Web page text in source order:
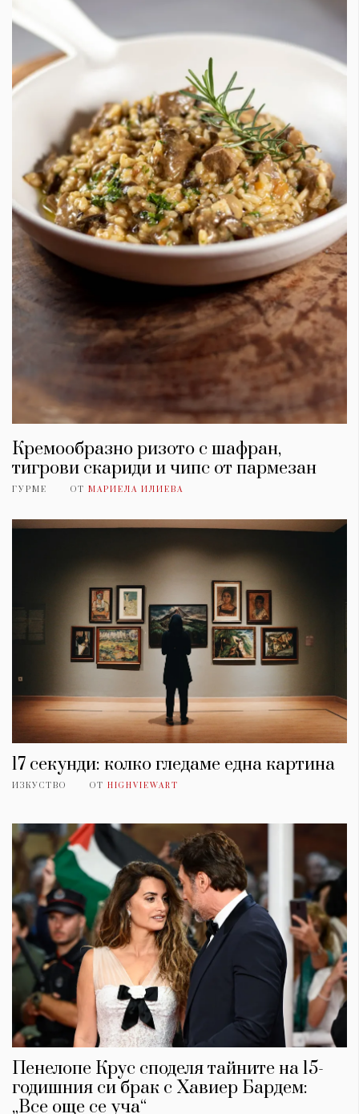
Кремообразно ризото с шафран,
тигрови скариди и чипс от пармезан
ГУРМЕ ОТ МАРИЕЛА ИЛИЕВА
17 секунди: колко гледаме една картина
ИЗКУСТВО ОТ HIGHVIEWART
Пенелопе Крус споделя тайните на 15-
годишния си брак с Хавиер Бардем:
„Все още се уча“